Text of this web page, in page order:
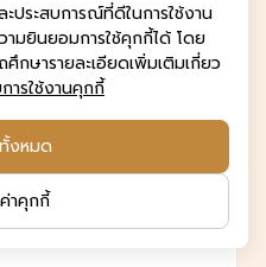
ประสบการณ์ที่ดีในการใช้งาน
มยินยอมการใช้คุกกี้ได้ โดย
กษารายละเอียดเพิ่มเติมเกี่ยว
ารใช้งานคุกกี้
งหมด
าคุกกี้